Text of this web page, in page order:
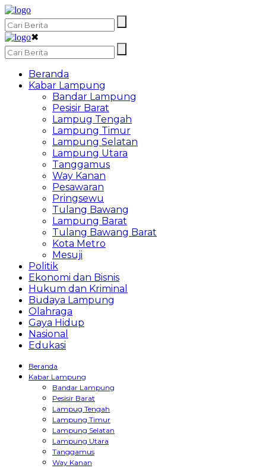
✖
Beranda
Kabar Lampung
Bandar Lampung
Pesisir Barat
Lampug Tengah
Lampung Timur
Lampung Selatan
Lampung Utara
Tanggamus
Way Kanan
Pesawaran
Pringsewu
Tulang Bawang
Lampung Barat
Tulang Bawang Barat
Kota Metro
Mesuji
Politik
Ekonomi dan Bisnis
Hukum dan Kriminal
Budaya Lampung
Olahraga
Gaya Hidup
Nasional
Edukasi
Beranda
Kabar Lampung
Bandar Lampung
Pesisir Barat
Lampug Tengah
Lampung Timur
Lampung Selatan
Lampung Utara
Tanggamus
Way Kanan